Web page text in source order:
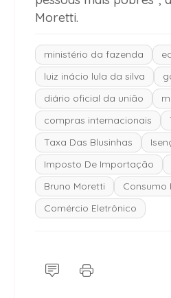
Moretti.
ministério da fazenda
luiz inácio lula da silva
diário oficial da união
compras internacionais
Taxa Das Blusinhas
Imposto De Importação
Bruno Moretti
Consumo
Comércio Eletrônico